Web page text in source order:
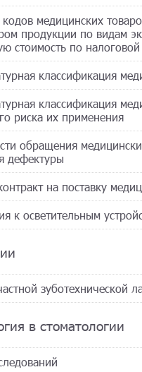
медицинских
продукции по видам
стоимость по
классификация
классификация
риска их применения
обращения
дефектуры
на поставку
к осветительным
зуботехнической
в стоматологии